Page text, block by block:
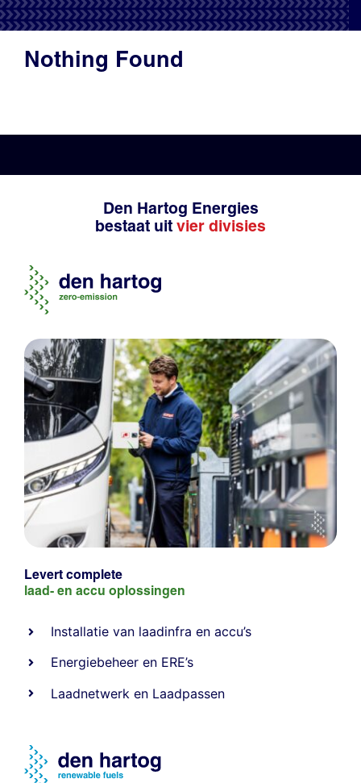
Productadvies
Nothing Found
Den Hartog Energies
bestaat uit vier divisies
Levert complete
laad- en accu oplossingen
Installatie van laadinfra en accu’s
Energiebeheer en ERE’s
Laadnetwerk en Laadpassen